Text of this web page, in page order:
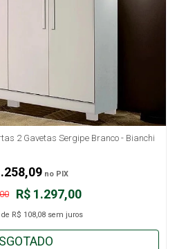
2 Gavetas Sergipe Branco - Bianchi
R$ 1.297,00
de R$ 108,08 sem juros
no PIX